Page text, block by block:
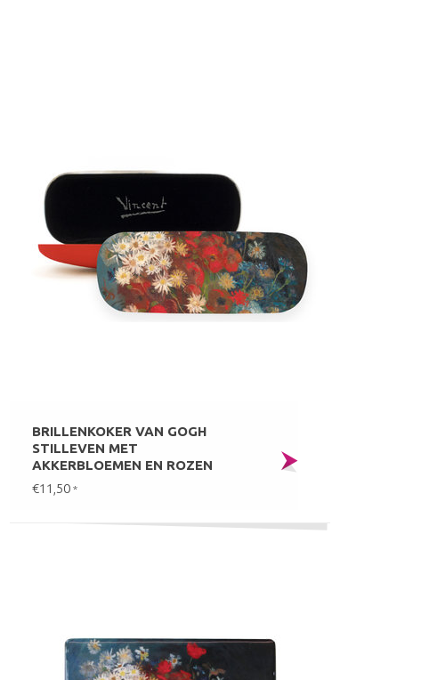
BRILLENKOKER VAN GOGH
STILLEVEN MET
AKKERBLOEMEN EN ROZEN
€11,50 *